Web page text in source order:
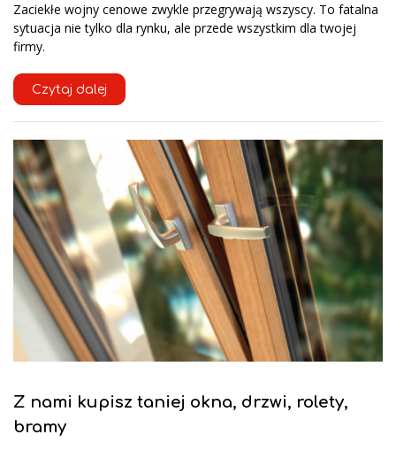
Zaciekłe wojny cenowe zwykle przegrywają wszyscy. To fatalna
sytuacja nie tylko dla rynku, ale przede wszystkim dla twojej
firmy.
Czytaj dalej
Z nami kupisz taniej okna, drzwi, rolety,
bramy